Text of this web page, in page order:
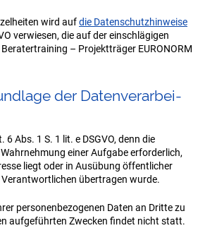
wird aufdie Datenschutzhinweise
verwiesen, die auf der einschlägigen
– Projektträger EURONORM
der Da­ten­ver­ar­bei­
Abs. 1 S. 1 lit. e DSGVO, denn die
einer Aufgabe erforderlich,
liegt oder in Ausübung öffentlicher
übertragen wurde.
personenbezogenen Daten an Dritte zu
aufgeführten Zwecken findet nicht statt.